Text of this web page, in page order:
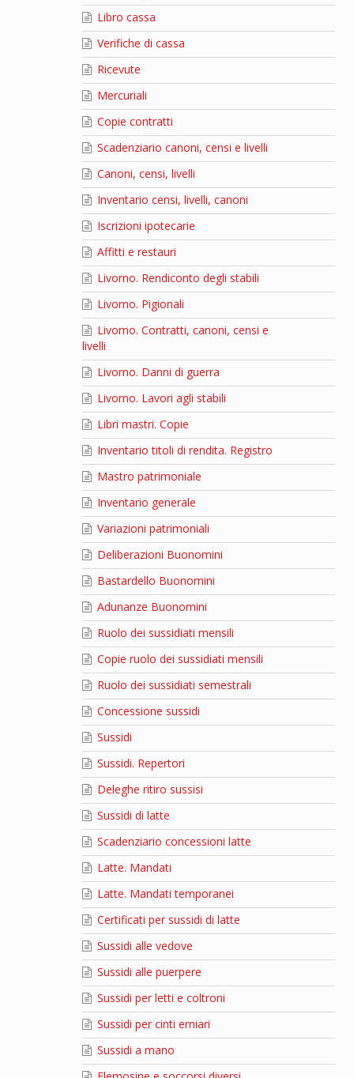
Libro cassa
Verifiche di cassa
Ricevute
Mercuriali
Copie contratti
Scadenziario canoni, censi e livelli
Canoni, censi, livelli
Inventario censi, livelli, canoni
Iscrizioni ipotecarie
Affitti e restauri
Livorno. Rendiconto degli stabili
Livorno. Pigionali
Livorno. Contratti, canoni, censi e
livelli
Livorno. Danni di guerra
Livorno. Lavori agli stabili
Libri mastri. Copie
Inventario titoli di rendita. Registro
Mastro patrimoniale
Inventario generale
Variazioni patrimoniali
Deliberazioni Buonomini
Bastardello Buonomini
Adunanze Buonomini
Ruolo dei sussidiati mensili
Copie ruolo dei sussidiati mensili
Ruolo dei sussidiati semestrali
Concessione sussidi
Sussidi
Sussidi. Repertori
Deleghe ritiro sussisi
Sussidi di latte
Scadenziario concessioni latte
Latte. Mandati
Latte. Mandati temporanei
Certificati per sussidi di latte
Sussidi alle vedove
Sussidi alle puerpere
Sussidi per letti e coltroni
Sussidi per cinti erniari
Sussidi a mano